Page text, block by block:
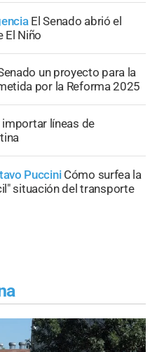
El Senado abrió el
El Niño
un proyecto para la
por la Reforma 2025
líneas de
Puccini Cómo surfea la
situación del transporte